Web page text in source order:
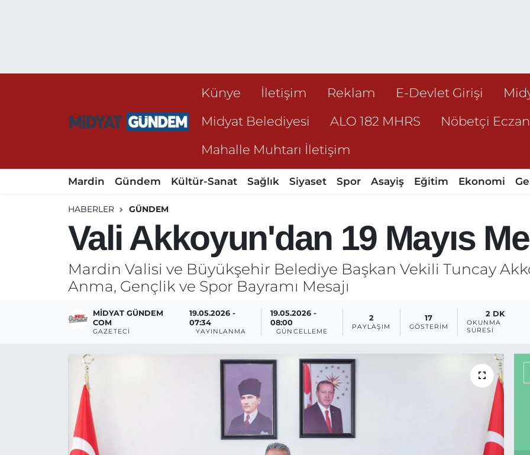
Künye İletişim Reklam E-Devlet Girişi
Midyat Belediyesi
ALO 182 MHRS Nöbetçi
Mahalle Muhtarı İletişim
Mardin Gündem Kültür-Sanat Sağlık Siyaset Spor Asayiş Eğitim Ekonomi
HABERLER GÜNDEM
Vali Akkoyun'dan 19 Mayıs
Mardin Valisi ve Büyükşehir Belediye Başkan Vekili Tuncay
Anma, Gençlik ve Spor Bayramı Mesajı
MIDYAT GÜNDEM
COM
GAZETECI
19.05.2026 -
07:34
YAYINLANMA
19.05.2026 -
08:00
GÜNCELLEME
2
PAYLAŞIM
17
GÖSTERIM
2 DK
OKUNMA
SÜRESI